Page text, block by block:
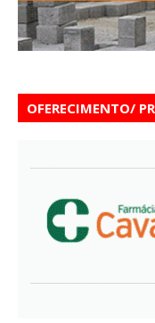
OFERECIMENTO/